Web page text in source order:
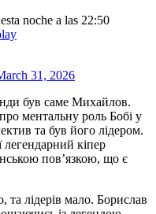
noche a las 22:50
31, 2026
був саме Михайлов.
ментальну роль Бобі у
та був його лідером.
легендарний кіпер
пов’язкою, що є
та лідерів мало. Борислав